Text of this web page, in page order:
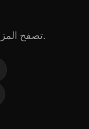
تصفح المزيد من التصنيفات الفرعية في أنمي ومانغا.